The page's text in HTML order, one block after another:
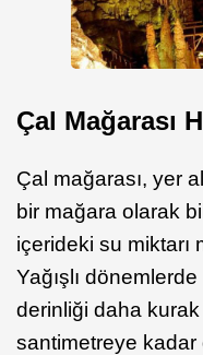
Çal Mağarası
Çal mağarası, yer
bir mağara olarak
içerideki su miktarı
Yağışlı
derinliği daha
santimetreye kadar